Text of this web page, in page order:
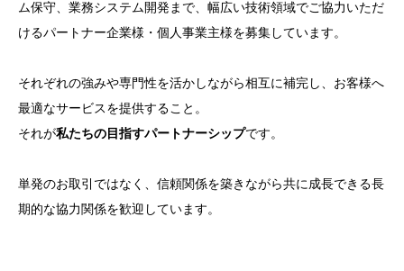
ム保守、業務システム開発まで、幅広い技術領域でご協力いただ
けるパートナー企業様・個人事業主様を募集しています。
それぞれの強みや専門性を活かしながら相互に補完し、お客様へ
最適なサービスを提供すること。
それが私たちの目指すパートナーシップです。
単発のお取引ではなく、信頼関係を築きながら共に成長できる長
期的な協力関係を歓迎しています。